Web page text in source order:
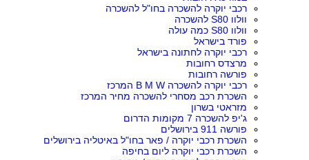
רכבי יוקרה להשכרה בחו"ל להשכרה
וולוו S80 להשכרה
וולוו S80 כמה עולה
פורד בישראל
רכבי יוקרה לחתונה בישראל
מרצדס רחובות
פורשה רחובות
רכבי יוקרה להשכרה B M W המרכז
השכרת רכב מסחרי להשכרה מחיר המרכז
מזראטי בשרון
ג'יפ להשכרה 7 מקומות הדרום
פורשה 911 בירושלים
השכרת רכבי יוקרה / פאר בחו"ל באיטליה בירושלים
השכרת רכבי יוקרה ליום בחיפה